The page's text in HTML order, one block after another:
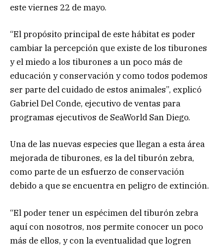
este viernes 22 de mayo.
“El propósito principal de este hábitat es poder
cambiar la percepción que existe de los tiburones
y el miedo a los tiburones a un poco más de
educación y conservación y como todos podemos
ser parte del cuidado de estos animales”, explicó
Gabriel Del Conde, ejecutivo de ventas para
programas ejecutivos de SeaWorld San Diego.
Una de las nuevas especies que llegan a esta área
mejorada de tiburones, es la del tiburón zebra,
como parte de un esfuerzo de conservación
debido a que se encuentra en peligro de extinción.
“El poder tener un espécimen del tiburón zebra
aquí con nosotros, nos permite conocer un poco
más de ellos, y con la eventualidad que logren